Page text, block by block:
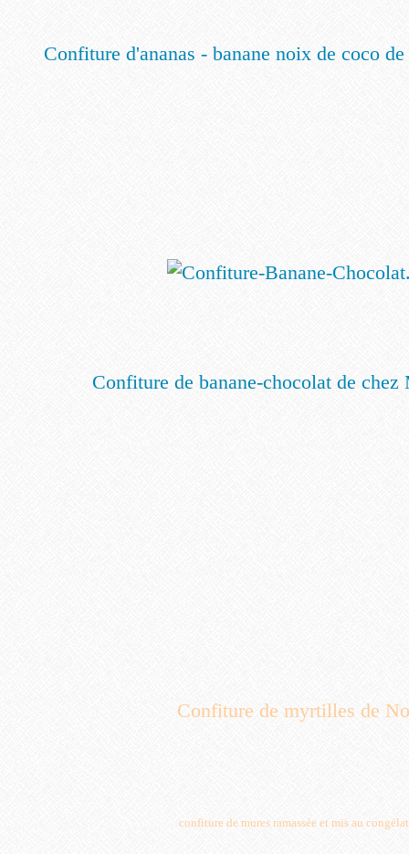
Confiture d'ananas - banane noix de coco
Confiture de banane-chocolat de chez
Confiture de myrtilles de
confiture de mures ramassée et mis au